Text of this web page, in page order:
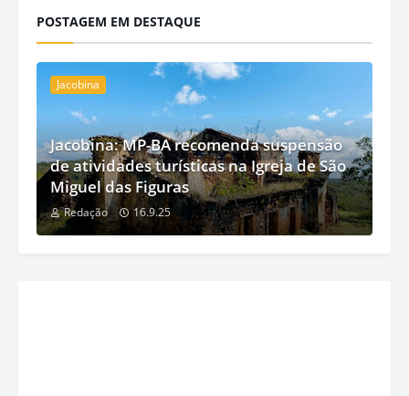
POSTAGEM EM DESTAQUE
Jacobina
Jacobina: MP-BA recomenda suspensão
de atividades turísticas na Igreja de São
Miguel das Figuras
Redação 16.9.25